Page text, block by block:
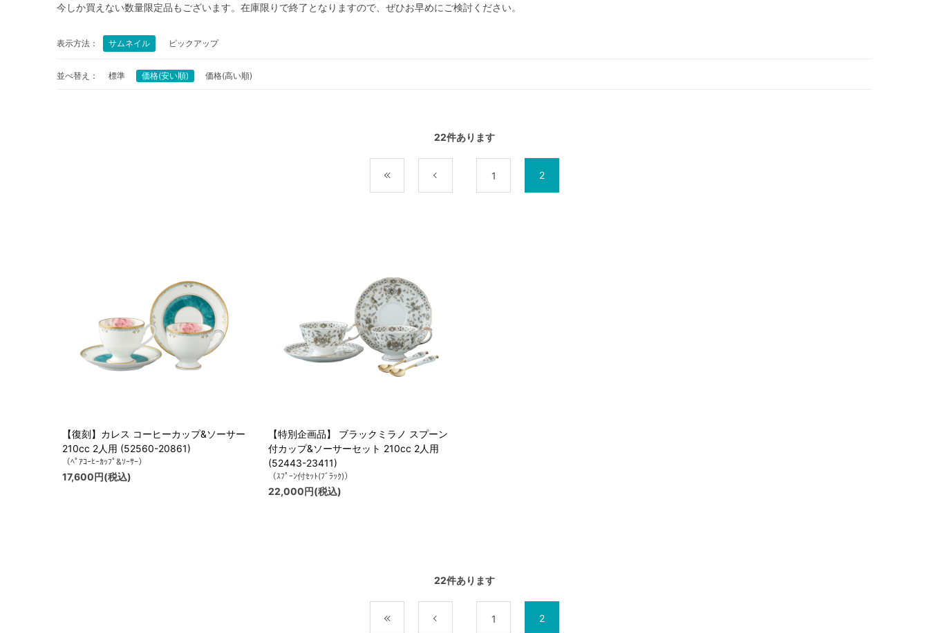
今しか買えない数量限定品もございます。在庫限りで終了となりますので、ぜひお早めにご検討ください。
表示方法： サムネイル ピックアップ
並べ替え： 標準 価格(安い順) 価格(高い順)
22件あります
1 2
【復刻】カレス コーヒーカップ&ソーサー
210cc 2人用 (52560-20861)
（ﾍﾟｱｺｰﾋｰｶｯﾌﾟ&ｿｰｻｰ）
17,600円(税込)
【特別企画品】 ブラックミラノ スプーン
付カップ&ソーサーセット 210cc 2人用
(52443-23411)
（ｽﾌﾟｰﾝ付ｾｯﾄ(ﾌﾞﾗｯｸ)）
22,000円(税込)
22件あります
1 2